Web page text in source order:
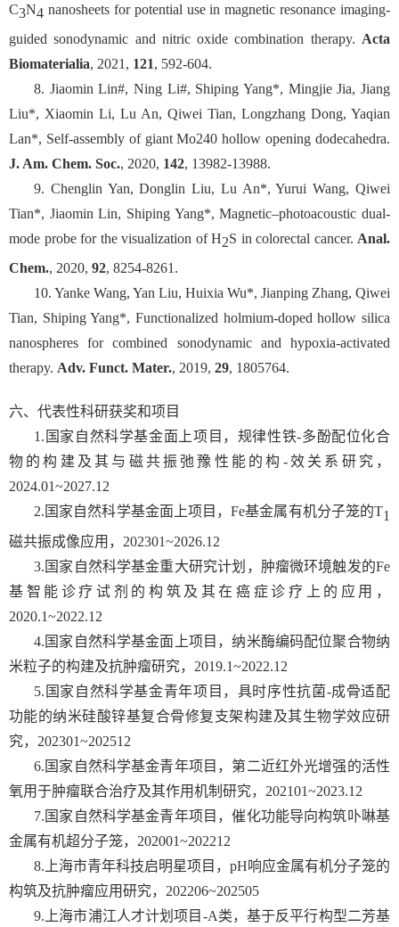
C3N4 nanosheets for potential use in magnetic resonance imaging-
guided sonodynamic and nitric oxide combination therapy. Acta
Biomaterialia, 2021, 121, 592-604.
8. Jiaomin Lin#, Ning Li#, Shiping Yang*, Mingjie Jia, Jiang
Liu*, Xiaomin Li, Lu An, Qiwei Tian, Longzhang Dong, Yaqian
Lan*, Self-assembly of giant Mo240 hollow opening dodecahedra.
J. Am. Chem. Soc., 2020, 142, 13982-13988.
9. Chenglin Yan, Donglin Liu, Lu An*, Yurui Wang, Qiwei
Tian*, Jiaomin Lin, Shiping Yang*, Magnetic–photoacoustic dual-
mode probe for the visualization of H2S in colorectal cancer. Anal.
Chem., 2020, 92, 8254-8261.
10. Yanke Wang, Yan Liu, Huixia Wu*, Jianping Zhang, Qiwei
Tian, Shiping Yang*, Functionalized holmium-doped hollow silica
nanospheres for combined sonodynamic and hypoxia-activated
therapy. Adv. Funct. Mater., 2019, 29, 1805764.
六、代表性科研获奖和项目
1.国家自然科学基金面上项目，规律性铁-多酚配位化合
物的构建及其与磁共振弛豫性能的构 -效关系研究，
2024.01~2027.12
2.国家自然科学基金面上项目，Fe基金属有机分子笼的T1
磁共振成像应用， 202301~2026.12
3.国家自然科学基金重大研究计划，肿瘤微环境触发的Fe
基智能诊疗试剂的构筑及其在癌症诊疗上的应用，
2020.1~2022.12
4.国家自然科学基金面上项目，纳米酶编码配位聚合物纳
米粒子的构建及抗肿瘤研究， 2019.1~2022.12
5.国家自然科学基金青年项目，具时序性抗菌-成骨适配
功能的纳米硅酸锌基复合骨修复支架构建及其生物学效应研
究， 202301~202512
6.国家自然科学基金青年项目，第二近红外光增强的活性
氧用于肿瘤联合治疗及其作用机制研究， 202101~2023.12
7.国家自然科学基金青年项目，催化功能导向构筑卟啉基
金属有机超分子笼， 202001~202212
8.上海市青年科技启明星项目， pH响应金属有机分子笼的
构筑及抗肿瘤应用研究， 202206~202505
9.上海市浦江人才计划项目 -A类，基于反平行构型二芳基